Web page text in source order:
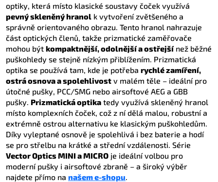
optiky, která místo klasické soustavy čoček využívá
pevný skleněný hranol k vytvoření zvětšeného a
správně orientovaného obrazu. Tento hranol nahrazuje
část optických členů, takže prizmatické zaměřovače
mohou být kompaktnější, odolnější a ostřejšínež běžné
puškohledy se stejně nízkým přiblížením. Prizmatická
optika se používá tam, kde je potřeba rychlé zamíření,
ostrá osnova a spolehlivost v malém těle – ideální pro
útočné pušky, PCC/SMG nebo airsoftové AEG a GBB
pušky. Prizmatická optika tedy využívá skleněný hranol
místo komplexních čoček, což z ní dělá malou, robustní a
extrémně ostrou alternativu ke klasickým puškohledům.
Díky vyleptané osnově je spolehlivá i bez baterie a hodí
se pro střelbu na krátké a střední vzdálenosti. Série
Vector Optics MINI a MICRO je ideální volbou pro
moderní pušky i airsoftové zbraně – a široký výběr
najdete přímo na našem e-shopu.